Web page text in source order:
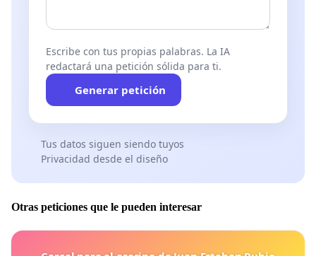
Escribe con tus propias palabras. La IA
redactará una petición sólida para ti.
Generar petición
Tus datos siguen siendo tuyos
Privacidad desde el diseño
Otras peticiones que le pueden interesar